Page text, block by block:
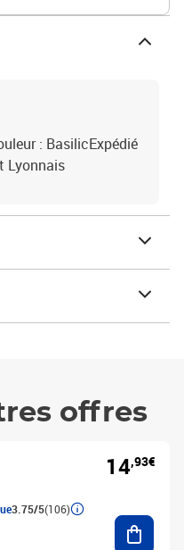
: BasilicExpédié
Lyonnais
offres
3.75/5(106)
14,93€